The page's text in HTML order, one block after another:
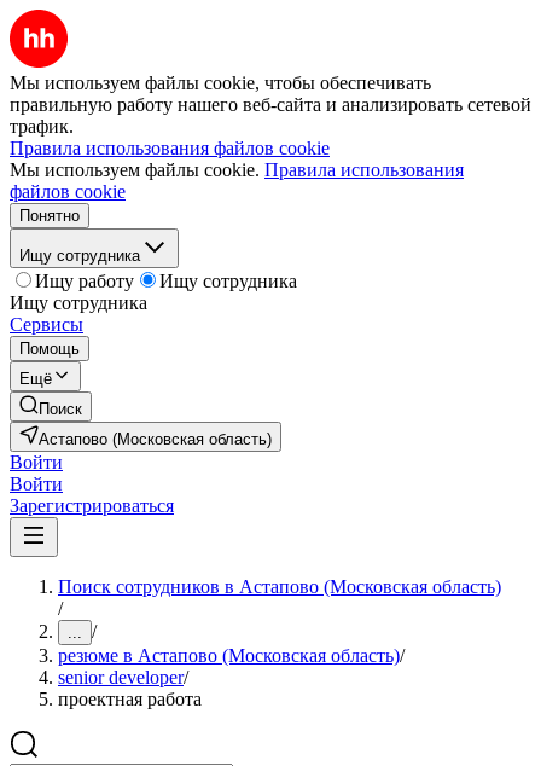
Мы используем файлы cookie, чтобы обеспечивать
правильную работу нашего веб-сайта и анализировать сетевой
трафик.
Правила использования файлов cookie
Мы используем файлы cookie. Правила использования
файлов cookie
Понятно
Ищу сотрудника
Ищу работу
Ищу сотрудника
Ищу сотрудника
Сервисы
Помощь
Ещё
Поиск
Астапово (Московская область)
Войти
Войти
Зарегистрироваться
Поиск сотрудников в Астапово (Московская область)
/
... /
резюме в Астапово (Московская область)/
senior developer/
проектная работа